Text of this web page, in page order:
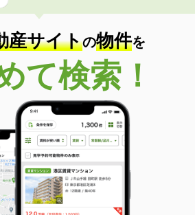
産サイトの物件を
て検索！